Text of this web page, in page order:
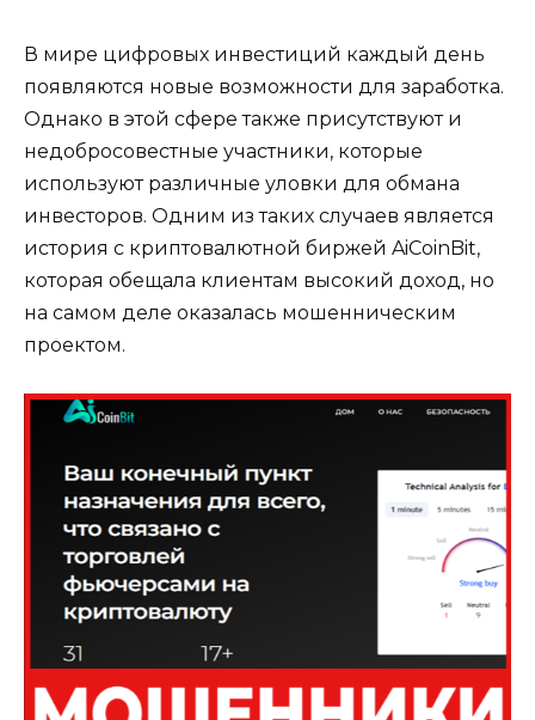
В мире цифровых инвестиций каждый день
появляются новые возможности для заработка.
Однако в этой сфере также присутствуют и
недобросовестные участники, которые
используют различные уловки для обмана
инвесторов. Одним из таких случаев является
история с криптовалютной биржей AiCoinBit,
которая обещала клиентам высокий доход, но
на самом деле оказалась мошенническим
проектом.